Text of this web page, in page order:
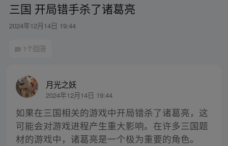
三国 开局错手杀了诸葛亮
2024年12月14日 19:44
1个回答
月光之妖
2024年12月14日 19:44
如果在三国相关的游戏中开局错杀了诸葛亮，这
可能会对游戏进程产生重大影响。在许多三国题
材的游戏中，诸葛亮是一个极为重要的角色。